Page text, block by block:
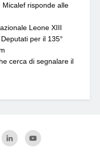
risponde alle
Leone XIII
per il 135°
cerca di segnalare il